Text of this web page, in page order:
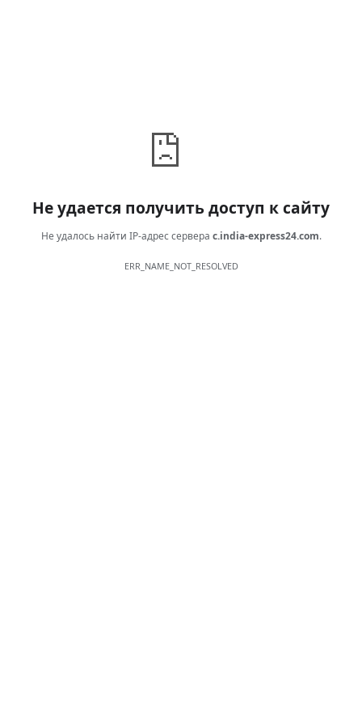
Не удается получить доступ к сайту
Не удалось найти IP-адрес сервера c.india-express24.com.
ERR_NAME_NOT_RESOLVED